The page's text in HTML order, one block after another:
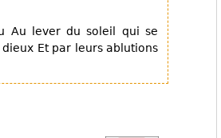
Au lever du soleil qui se
Et par leurs ablutions